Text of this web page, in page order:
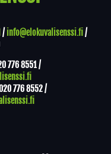
/ info@elokuvalisenssi.fi/
776 8551/
776 8552/